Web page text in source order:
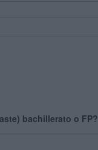
bachillerato o FP?